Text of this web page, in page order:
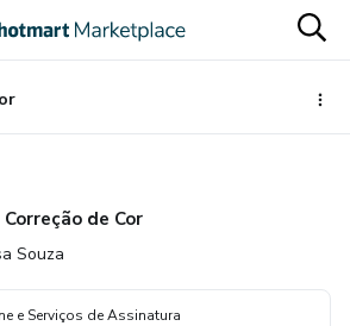
Correção de Cor
Souza
e Serviços de Assinatura